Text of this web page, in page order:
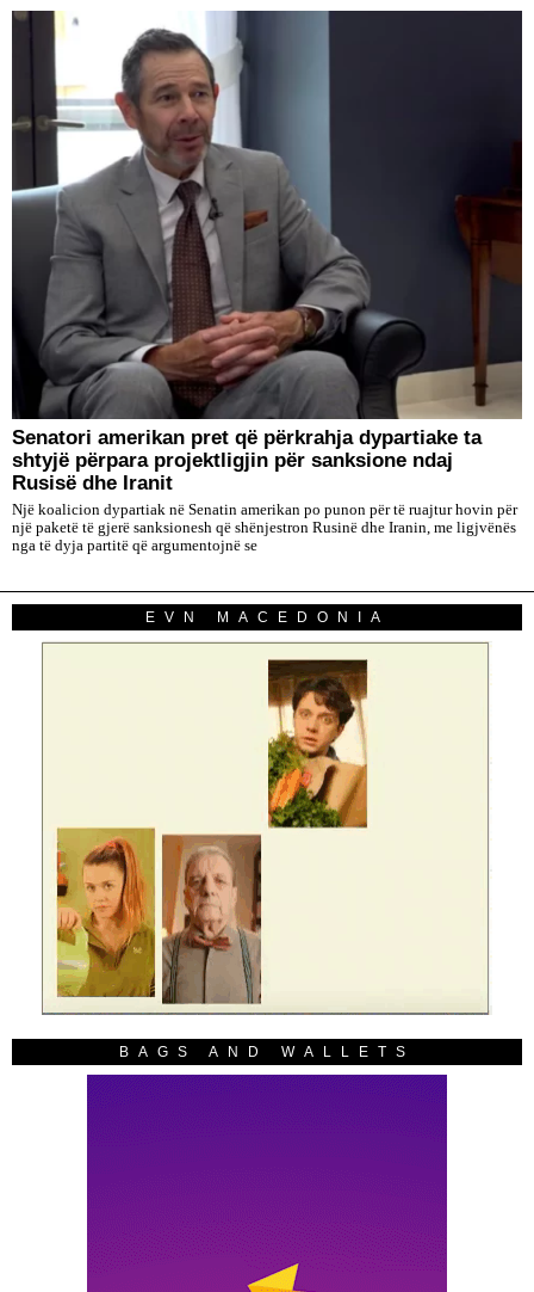
Senatori amerikan pret që përkrahja dypartiake ta
shtyjë përpara projektligjin për sanksione ndaj
Rusisë dhe Iranit
Një koalicion dypartiak në Senatin amerikan po punon për të ruajtur hovin për
një paketë të gjerë sanksionesh që shënjestron Rusinë dhe Iranin, me ligjvënës
nga të dyja partitë që argumentojnë se
EVN MACEDONIA
BAGS AND WALLETS